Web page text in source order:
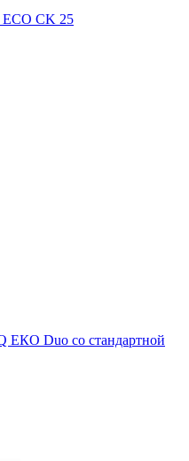
ECO CK 25
ЕКO Duo со стандартной